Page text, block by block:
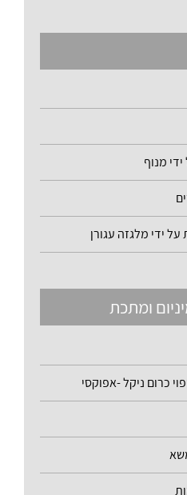
מנוף
ידי מלגזה עגורן
ומתכת
כרום ניקל -אפוקסי